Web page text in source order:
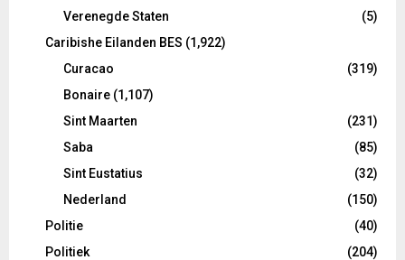
Verenegde Staten
(5)
Caribishe Eilanden BES (1,922)
Curacao
(319)
Bonaire (1,107)
Sint Maarten
(231)
Saba
(85)
Sint Eustatius
(32)
Nederland
(150)
Politie
(40)
Politiek
(204)